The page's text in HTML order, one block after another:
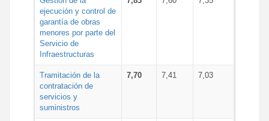
ejecución y control de
garantía de obras
menores por parte del
Servicio de
Infraestructuras
Tramitación de la
contratación de
servicios y
suministros
7,70 7,41 7,03